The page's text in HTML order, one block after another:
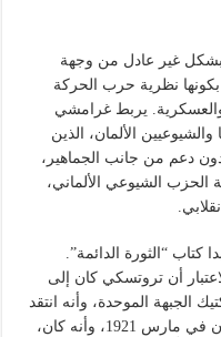
بشكل غير عادل من وجهة
بكونها نظرية حرب الحركة
والعسكرية. يربط غرامشي
الألمان، الذين
انتفاضة دون دعم من جانب الجماهير،
الحزب الشيوعي الألماني،
“الثورة الدائمة”.
أن تروتسكي كان إلى
الجبهة الموحدة، وأنه انتقد
بشدة السلوك العصبوي للشيوعيين الألمان في مارس 1921، وأنه كان،